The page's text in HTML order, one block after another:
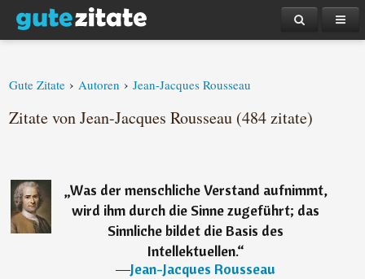
Gute Zitate › Autoren › Jean-Jacques Rousseau
Zitate von Jean-Jacques Rousseau (484 zitate)
„Was der menschliche Verstand aufnimmt,
wird ihm durch die Sinne zugeführt; das
Sinnliche bildet die Basis des
Intellektuellen.“
―Jean-Jacques Rousseau